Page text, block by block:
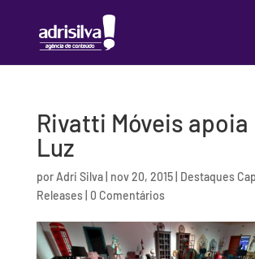
Rivatti Móveis apoia
Luz
porAdri Silva| nov 20, 2015| Destaques
Releases| 0 Comentários